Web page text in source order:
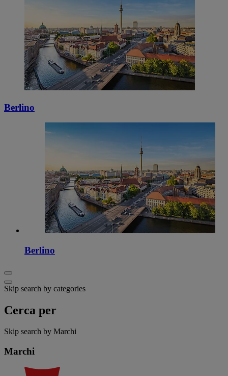
Berlino
Berlino
Skip search by categories
Cerca per
Skip search by Marchi
Marchi